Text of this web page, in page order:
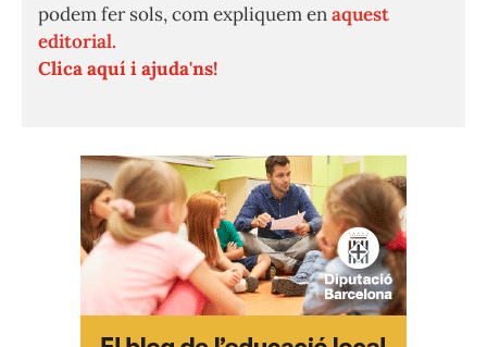
podem fer sols, com expliquem enaquest
editorial.
Clica aquí i ajuda'ns!